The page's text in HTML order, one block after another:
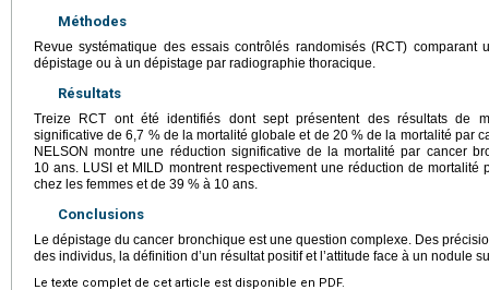
Méthodes
Revue systématique des essais contrôlés randomisés (RCT) comparant
dépistage ou à un dépistage par radiographie thoracique.
Résultats
Treize RCT ont été identifiés dont sept présentent des résultats de
significative de 6,7 % de la mortalité globale et de 20 % de la mortalité par
NELSON montre une réduction significative de la mortalité par cancer
10 ans. LUSI et MILD montrent respectivement une réduction de
chez les femmes et de 39 % à 10 ans.
Conclusions
Le dépistage du cancer bronchique est une question complexe. Des
des individus, la définition d’un résultat positif et l’attitude face à un nodule
Le texte complet de cet article est disponible en PDF.